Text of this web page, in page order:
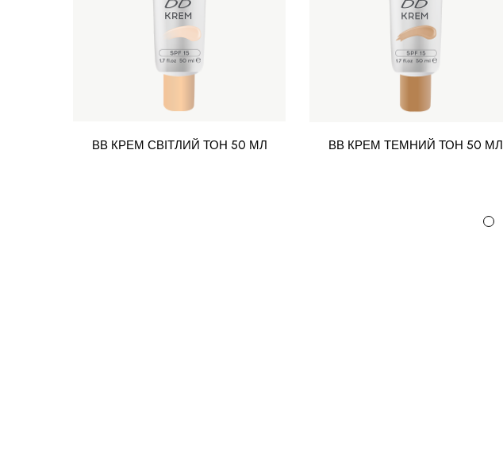
ВВ КРЕМ СВІТЛИЙ ТОН 50 МЛ ВВ КРЕМ ТЕМНИЙ ТОН 50 МЛ